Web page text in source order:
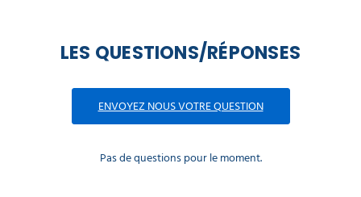
LES QUESTIONS/RÉPONSES
ENVOYEZ NOUS VOTRE QUESTION
Pas de questions pour le moment.